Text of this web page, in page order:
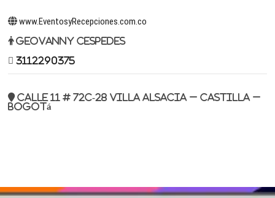
www.EventosyRecepciones.com.co
Geovanny Cespedes
3112290375
Calle 11 # 72c-28 Villa Alsacia – Castilla –
Bogotá